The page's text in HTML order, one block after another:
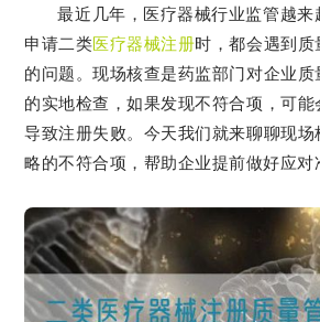
最近几年，医疗器械行业监管越
申请二类医疗器械注册时，都会遇到
的问题。现场核查是药监部门对企业
的实地检查，如果发现不符合项，可
导致注册失败。今天我们就来聊聊现场
略的不符合项，帮助企业提前做好应对